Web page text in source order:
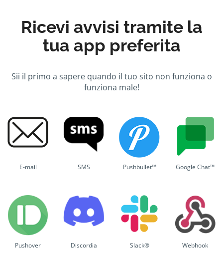
Ricevi avvisi tramite la
tua app preferita
Sii il primo a sapere quando il tuo sito non funziona o
funziona male!
E-mail SMS Pushbullet™ Google Chat™
Pushover Discordia Slack® Webhook